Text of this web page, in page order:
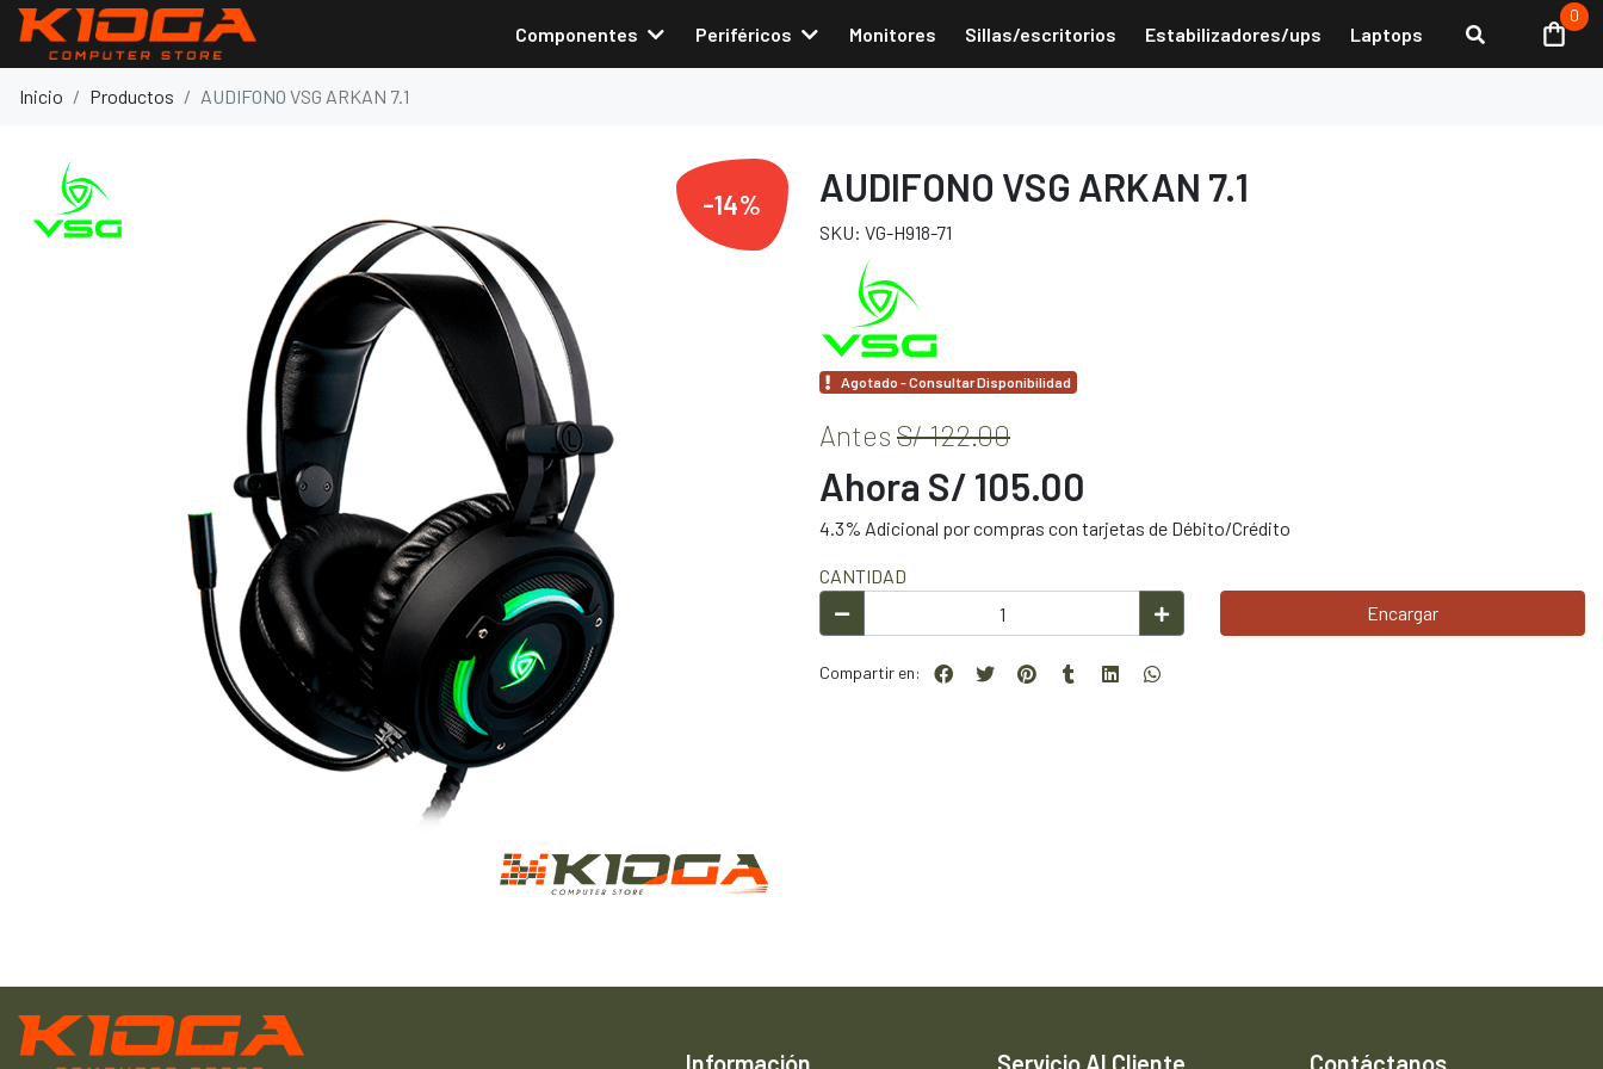
Componentes Periféricos Monitores Sillas/escritorios Estabilizadores/ups Laptops
0
Inicio Productos AUDIFONO VSG ARKAN 7.1
-14% AUDIFONO VSG ARKAN 7.1
SKU: VG-H918-71
Agotado - Consultar Disponibilidad
Antes S/ 122.00
Ahora S/ 105.00
4.3% Adicional por compras con tarjetas de Débito/Crédito
CANTIDAD
Encargar
Compartir en: